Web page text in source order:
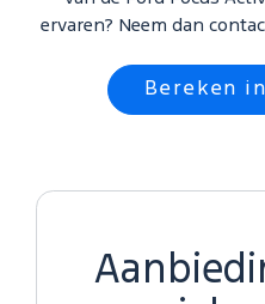
ervaren? Neem dan
Bereken